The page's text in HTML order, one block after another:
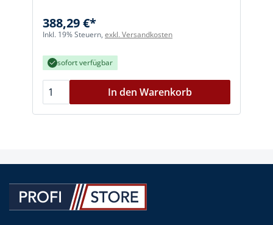
388,29 €*
Inkl. 19% Steuern, exkl. Versandkosten
sofort verfügbar
In den Warenkorb